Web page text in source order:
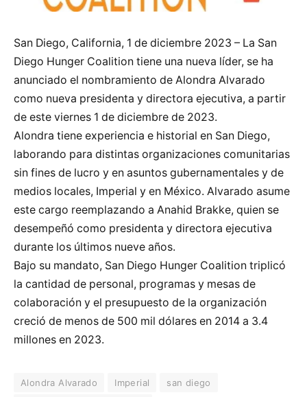
San Diego, California, 1 de diciembre 2023 – La San
Diego Hunger Coalition tiene una nueva líder, se ha
anunciado el nombramiento de Alondra Alvarado
como nueva presidenta y directora ejecutiva, a partir
de este viernes 1 de diciembre de 2023.
Alondra tiene experiencia e historial en San Diego,
laborando para distintas organizaciones comunitarias
sin fines de lucro y en asuntos gubernamentales y de
medios locales, Imperial y en México. Alvarado asume
este cargo reemplazando a Anahid Brakke, quien se
desempeñó como presidenta y directora ejecutiva
durante los últimos nueve años.
Bajo su mandato, San Diego Hunger Coalition triplicó
la cantidad de personal, programas y mesas de
colaboración y el presupuesto de la organización
creció de menos de 500 mil dólares en 2014 a 3.4
millones en 2023.
Alondra Alvarado Imperial
san diego